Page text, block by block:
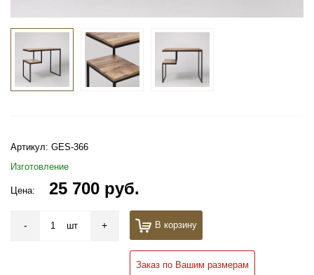
Артикул: GES-366
Изготовление
Цена: 25 700 руб.
- шт + В корзину
Заказ по Вашим размерам